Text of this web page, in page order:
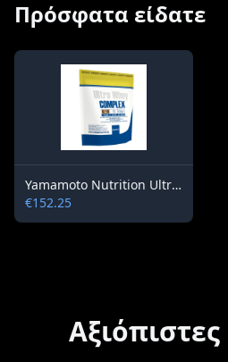
Πρόσφατα είδατε
Yamamoto Nutrition Ultra Whey COMPLEX 4kg
€152.25
Αξιόπιστες